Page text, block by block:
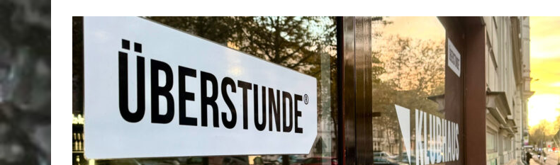
ALLE FLOHMARKT & TRÖDELMARKT TERMINE LEIPZIG 2026